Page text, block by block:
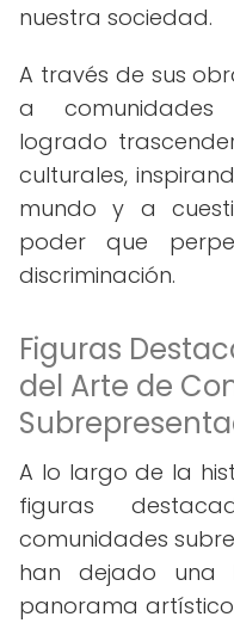
nuestra sociedad.
A través de sus
a comunidades
logrado
culturales,
mundo y a
poder que
discriminación.
Figuras
del Arte de
A lo largo de la
figuras
comunidades
han dejado una
panorama